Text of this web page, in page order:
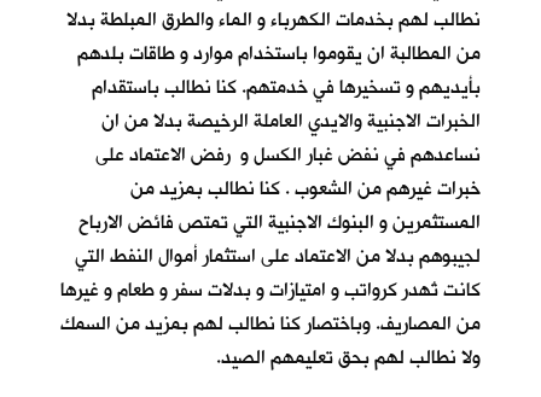
نطالب لهم بخدمات الكهرباء و الماء والطرق المبلطة بدلا
من المطالبة ان يقوموا باستخدام موارد و طاقات بلدهم
بأيديهم و تسخيرها في خدمتهم. كنا نطالب باستقدام
الخبرات الاجنبية والايدي العاملة الرخيصة بدلا من ان
نساعدهم في نفض غبار الكسل و رفض الاعتماد على
خبرات غيرهم من الشعوب . كنا نطالب بمزيد من
المستثمرين و البنوك الاجنبية التي تمتص فائض الارباح
لجيبوهم بدلا من الاعتماد على استثمار أموال النفط التي
كانت تُهدر كرواتب و امتيازات و بدلات سفر و طعام و غيرها
من المصاريف. وباختصار كنا نطالب لهم بمزيد من السمك
ولا نطالب لهم بحق تعليمهم الصيد.